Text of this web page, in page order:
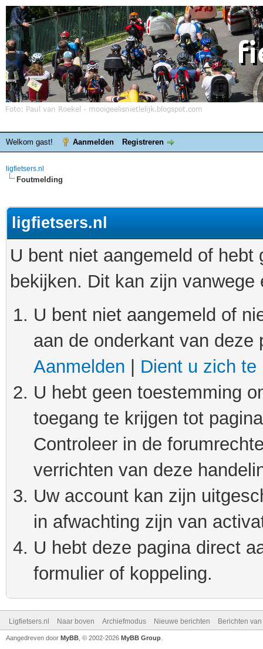
Welkom gast! Aanmelden Registreren
ligfietsers.nl
Foutmelding
ligfietsers.nl
U bent niet aangemeld of
bekijken. Dit kan zijn
U bent niet aangemeld of
aan de onderkant van
Aanmelden
Dient u zich te
U hebt geen toestemming
toegang te krijgen tot
Controleer in de
verrichten van deze
Uw account kan zijn
in afwachting zijn van
U hebt deze pagina direct
formulier of koppeling.
Ligfietsers.nl Naar boven Archiefmodus Nieuwe berichten Berichten
Aangedreven door MyBB , © 2002-2026 MyBB Group